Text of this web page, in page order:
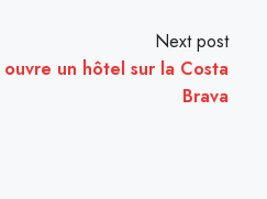
Next post
un hôtel sur la Costa
Brava